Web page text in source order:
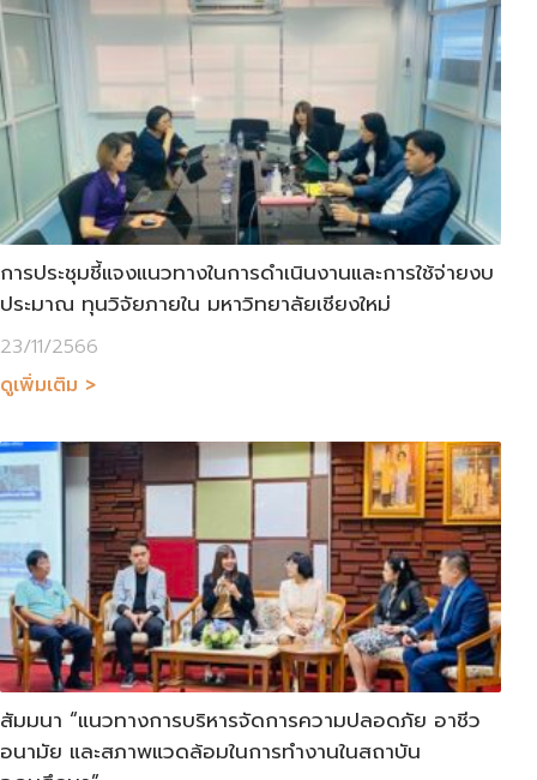
การประชุมชี้แจงแนวทางในการดำเนินงานและการใช้จ่ายงบ
ประมาณ ทุนวิจัยภายใน มหาวิทยาลัยเชียงใหม่
23/11/2566
ดูเพิ่มเติม >
สัมมนา “แนวทางการบริหารจัดการความปลอดภัย อาชีว
อนามัย และสภาพแวดล้อมในการทำงานในสถาบัน